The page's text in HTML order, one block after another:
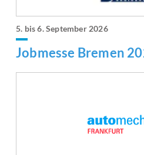
5. bis 6. September 2026
Jobmesse Bremen